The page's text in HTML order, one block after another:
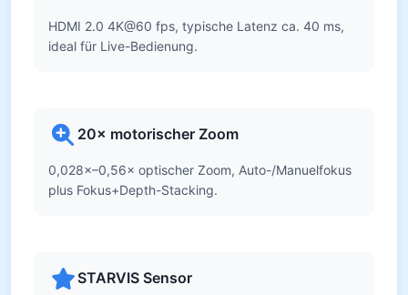
HDMI 2.0 4K@60 fps, typische Latenz ca. 40 ms,
ideal für Live-Bedienung.
20× motorischer Zoom
0,028×–0,56× optischer Zoom, Auto-/Manuelfokus
plus Fokus+Depth-Stacking.
STARVIS Sensor